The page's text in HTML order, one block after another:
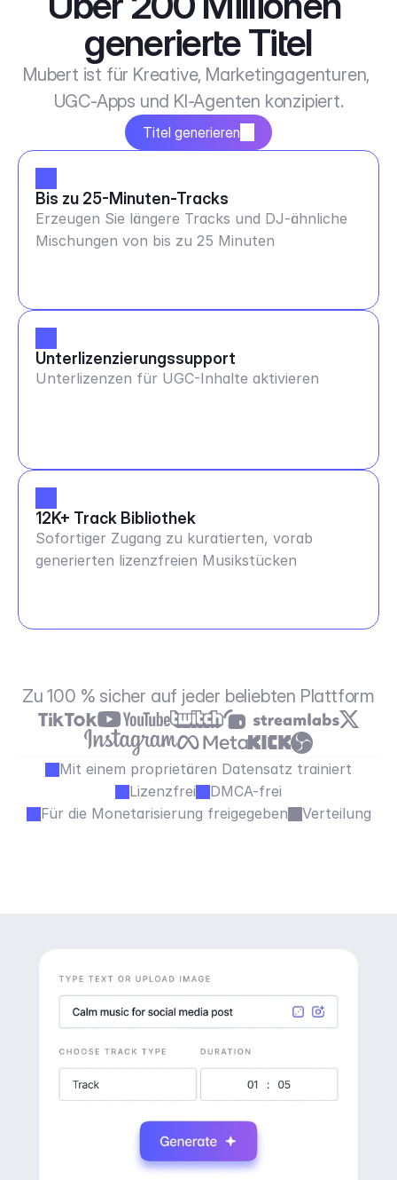
generierte Titel
Mubert ist für Kreative, Marketingagenturen,
UGC-Apps und KI-Agenten konzipiert.
Titel generieren
Bis zu 25-Minuten-Tracks
Erzeugen Sie längere Tracks und DJ-ähnliche
Mischungen von bis zu 25 Minuten
Unterlizenzierungssupport
Unterlizenzen für UGC-Inhalte aktivieren
12K+ Track Bibliothek
Sofortiger Zugang zu kuratierten, vorab
generierten lizenzfreien Musikstücken
Zu 100 % sicher auf jeder beliebten Plattform
Mit einem proprietären Datensatz trainiert
Lizenzfrei
DMCA-frei
Für die Monetarisierung freigegeben
Verteilung